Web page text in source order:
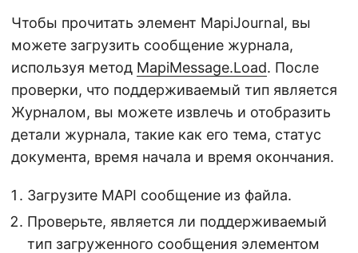
Чтобы прочитать элемент MapiJournal, вы
можете загрузить сообщение журнала,
используя метод MapiMessage.Load. После
проверки, что поддерживаемый тип является
Журналом, вы можете извлечь и отобразить
детали журнала, такие как его тема, статус
документа, время начала и время окончания.
Загрузите MAPI сообщение из файла.
Проверьте, является ли поддерживаемый
тип загруженного сообщения элементом